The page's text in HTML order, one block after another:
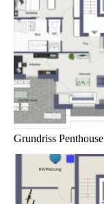
Grundriss Penthouse